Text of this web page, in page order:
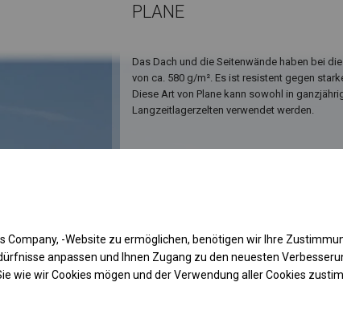
PLANE
Das Dach und die Seitenwände haben bei
von ca. 580 g/m². Es ist resistent gegen
Diese Art von Plane kann sowohl in
Langzeitlagerzelten verwendet werden.
-Website zu ermöglichen, benötigen wir Ihre
anpassen und Ihnen Zugang zu den neuesten
wie wir Cookies mögen und der Verwendung aller Cookies